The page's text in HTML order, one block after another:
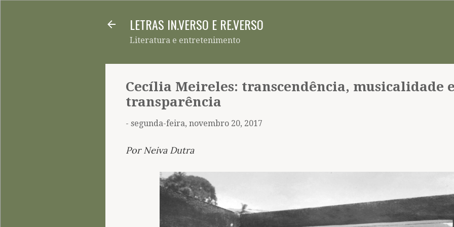
LETRAS IN.VERSO E RE.VERSO
Literatura e entretenimento
Cecília Meireles: transcendência, musicalidade
transparência
- segunda-feira, novembro 20, 2017
Por Neiva Dutra